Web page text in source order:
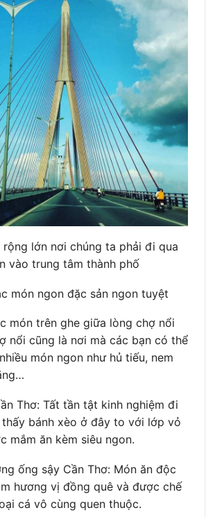
rộng lớn nơi chúng ta phải đi qua
vào trung tâm thành phố
món ngon đặc sản ngon tuyệt
món trên ghe giữa lòng chợ nổi
nổi cũng là nơi mà các bạn có thể
món ngon như hủ tiếu, nem
Thơ: Tất tần tật kinh nghiệm đi
thấy bánh xèo ở đây to với lớp vỏ
mắm ăn kèm siêu ngon.
ống sậy Cần Thơ: Món ăn độc
hương vị đồng quê và được chế
cá vô cùng quen thuộc.